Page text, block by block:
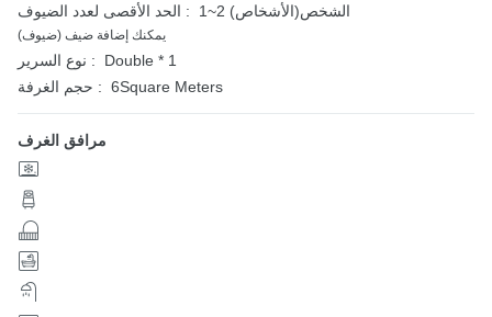
الحد الأقصى لعدد الضيوف : 1~2 الشخص(الأشخاص)
يمكنك إضافة ضيف (ضيوف)
نوع السرير :
Double * 1
حجم الغرفة : 6Square Meters
مرافق الغرف